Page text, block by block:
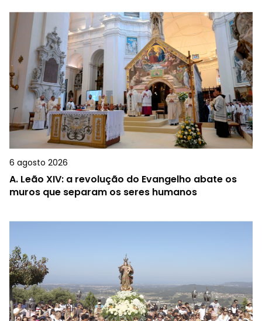
6 agosto 2026
A. Leão XIV: a revolução do Evangelho abate os
muros que separam os seres humanos